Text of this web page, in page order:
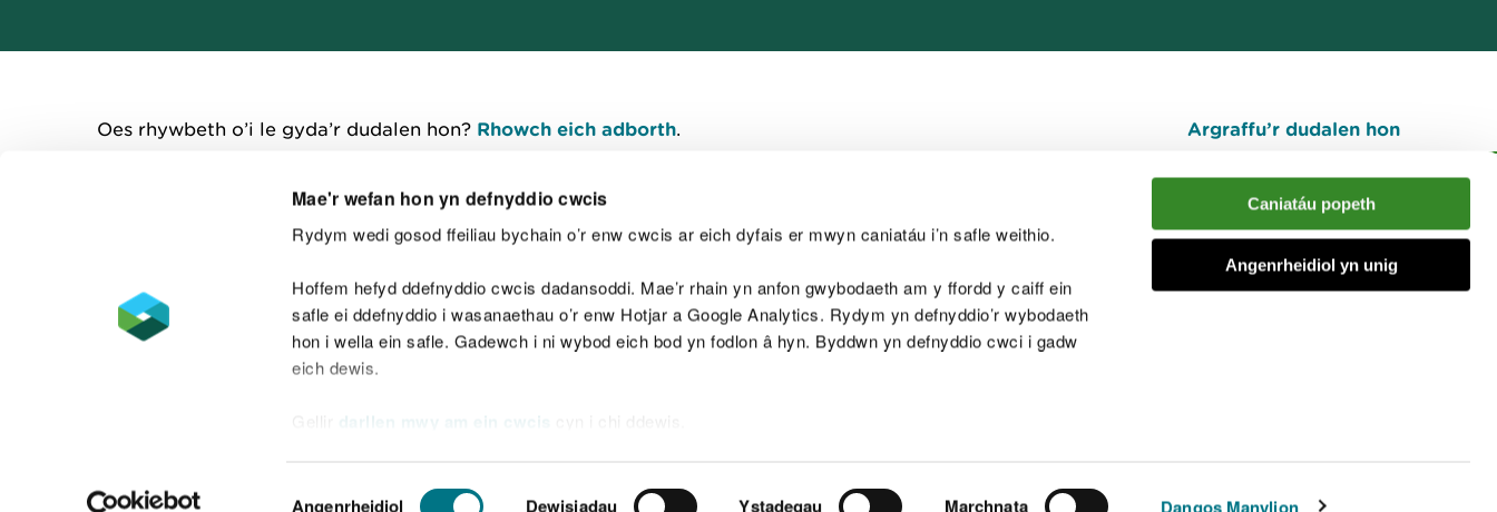
Mae'r wefan hon yn defnyddio cwcis
Rydym wedi gosod ffeiliau bychain o’r enw cwcis ar eich dyfais er mwyn caniatáu i’n safle weithio.
Hoffem hefyd ddefnyddio cwcis dadansoddi. Mae’r rhain yn anfon gwybodaeth am y ffordd y caiff ein
safle ei ddefnyddio i wasanaethau o’r enw Hotjar a Google Analytics. Rydym yn defnyddio’r wybodaeth
hon i wella ein safle. Gadewch i ni wybod eich bod yn fodlon â hyn. Byddwn yn defnyddio cwci i gadw
eich dewis.
darllen mwy am ein cwcis
Angenrheidiol Dewisiadau Ystadegau Marchnata Dangos Manylion
Caniatáu popeth
Angenrheidiol yn unig
Oes rhywbeth o’i le gyda’r dudalen hon? Rhowch eich adborth. Argraffu’r dudalen hon
I fyny
Datganiad hygyrchedd Safonau'r Gymraeg
Datganiad caethwasiaeth fodern